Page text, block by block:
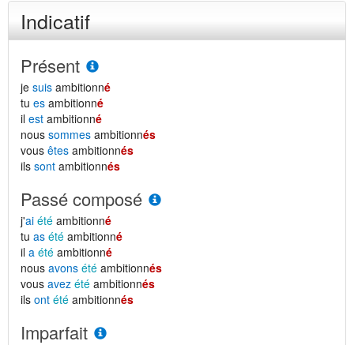
Indicatif
Présent
je suis ambitionné
tu es ambitionné
il est ambitionné
nous sommes ambitionnés
vous êtes ambitionnés
ils sont ambitionnés
Passé composé
j'ai été ambitionné
tu as été ambitionné
il a été ambitionné
nous avons été ambitionnés
vous avez été ambitionnés
ils ont été ambitionnés
Imparfait